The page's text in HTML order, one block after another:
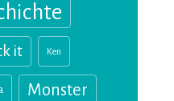
it Ken
Monster